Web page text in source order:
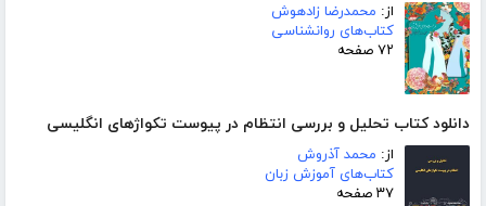
از: محمدرضا زادهوش
کتاب‌های روانشناسی
۷۲ صفحه
دانلود کتاب تحلیل و بررسی انتظام در پیوست تکواژهای انگلیسی
از: محمد آذروش
کتاب‌های آموزش زبان
۳۷ صفحه